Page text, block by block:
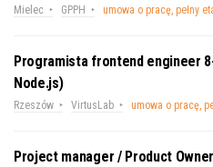
Mielec GPPH umowa o pracę, pełny
Programista frontend engineer
Node.js)
Rzeszów VirtusLab umowa o pracę,
Project manager / Product